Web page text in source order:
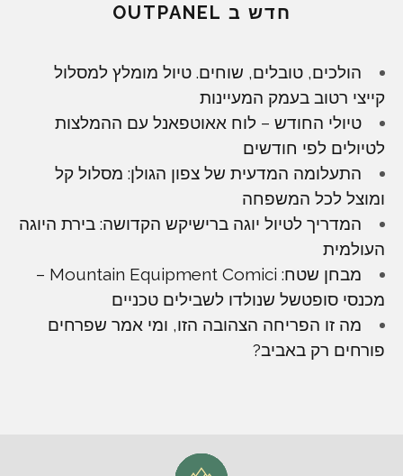
חדש ב OUTPANEL
הולכים, טובלים, שוחים. טיול מומלץ למסלול
קייצי רטוב בעמק המעיינות
טיולי החודש – לוח אאוטפאנל עם ההמלצות
לטיולים לפי חודשים
התעלומה המדעית של צפון הגולן: מסלול קל
ומוצל לכל המשפחה
המדריך לטיול יוגה ברישיקש הקדושה: בירת היוגה
העולמית
מבחן שטח: Mountain Equipment Comici –
מכנסי סופטשל שנולדו לשבילים טכניים
מה זו הפריחה הצהובה הזו, ומי אמר שפרחים
פורחים רק באביב?